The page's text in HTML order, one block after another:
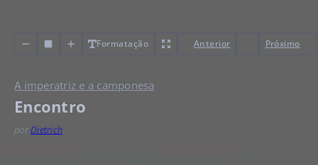
Formatação Anterior Próximo
A imperatriz e a camponesa
Encontro
porDietrich